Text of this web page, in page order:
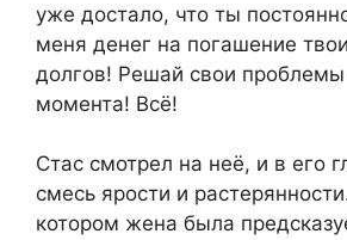
уже достало, что ты
меня денег на погашение
долгов! Решай свои проблемы
момента! Всё!
Стас смотрел на неё, и в его
смесь ярости и
котором жена была